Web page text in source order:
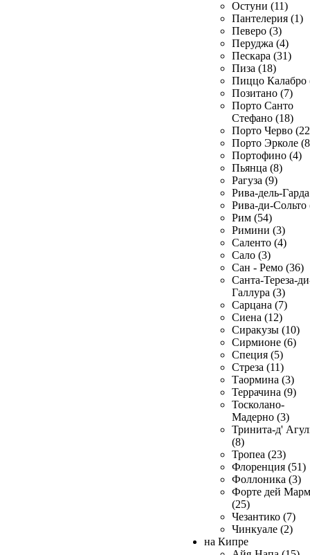
Остуни (11)
Пантелерия (1)
Певеро (3)
Перуджа (4)
Пескара (31)
Пиза (18)
Пиццо Калабро
Позитано (7)
Порто Санто
Стефано (18)
Порто Черво
Порто Эрколе
Портофино (4)
Пьянца (8)
Рагуза (9)
Рива-дель-
Рива-ди-Сольто
Рим (54)
Римини (3)
Саленто (4)
Сало (3)
Сан - Ремо (36)
Санта-Тереза-
Галлура (3)
Сарцана (7)
Сиена (12)
Сиракузы (10)
Сирмионе (6)
Специя (5)
Стреза (11)
Таормина (3)
Террачина (9)
Тосколано-
Мадерно (3)
Тринита-д'
(8)
Тропеа (23)
Флоренция (51)
Фоллоника (3)
Форте дей
(25)
Чезантико (7)
Чинкуале (2)
на Кипре